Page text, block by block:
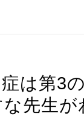
症は第3
先生